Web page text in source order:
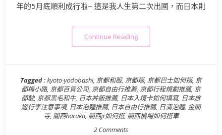
年的5月底順利成行啦~ 這是我人生第二次出國，而日本則
Continue Reading“【旅】日本．京都| 京阪奈
Tagged :kyoto-yodobashi, 京都和服, 京都塔, 京都巴士如何搭, 京
都梅小路, 京都百貨公司, 京都自由行推薦, 京都行程規劃推薦, 京
都駛, 京都黑毛和牛, 日本丼飯推薦, 日本入境卡如何填寫, 日本旅
遊行李注意事項, 日本泡麵推薦, 日本自由行推薦, 日清泡麵, 金閣
寺, 關西haruka, 關西jr如何搭, 關西機場如何搭車
2 Comments